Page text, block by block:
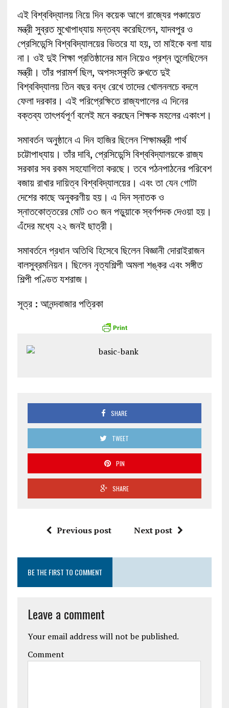
এই বিশ্ববিদ্যালয় নিয়ে দিন কয়েক আগে রাজ্যের পঞ্চায়েত
মন্ত্রী সুব্রত মুখোপাধ্যায় মন্তব্য করেছিলেন, যাদবপুর ও
প্রেসিডেন্সি বিশ্ববিদ্যালয়ের ভিতরে যা হয়, তা মাইকে বলা যায়
না। ওই দুই শিক্ষা প্রতিষ্ঠানের মান নিয়েও প্রশ্ন তুলেছিলেন
মন্ত্রী। তাঁর পরামর্শ ছিল, অপসংস্কৃতি রুখতে দুই
বিশ্ববিদ্যালয় তিন বছর বন্ধ রেখে তাদের খোলনলচে বদলে
ফেলা দরকার। এই পরিপ্রেক্ষিতে রাজ্যপালের এ দিনের
বক্তব্য তাৎপর্যপূর্ণ বলেই মনে করছেন শিক্ষক মহলের একাংশ।
সমাবর্তন অনুষ্ঠানে এ দিন হাজির ছিলেন শিক্ষামন্ত্রী পার্থ
চট্টোপাধ্যায়। তাঁর দাবি, প্রেসিডেন্সি বিশ্ববিদ্যালয়কে রাজ্য
সরকার সব রকম সহযোগিতা করছে। তবে পঠনপাঠনের পরিবেশ
বজায় রাখার দায়িত্ব বিশ্ববিদ্যালয়ের। এবং তা যেন গোটা
দেশের কাছে অনুকরণীয় হয়। এ দিন স্নাতক ও
স্নাতকোত্তরের মোট ৩৩ জন পড়ুয়াকে স্বর্ণপদক দেওয়া হয়।
এঁদের মধ্যে ২২ জনই ছাত্রী।
সমাবর্তনে প্রধান অতিথি হিসেবে ছিলেন বিজ্ঞানী দোরাইরাজন
বালসুব্রমনিয়ন। ছিলেন নৃত্যশিল্পী অমলা শঙ্কর এবং সঙ্গীত
শিল্পী পণ্ডিত যশরাজ।
সূত্র : আনন্দবাজার পত্রিকা
SHARE
TWEET
PIN
SHARE
Previous post Next post
BE THE FIRST TO COMMENT
Leave a comment
Your email address will not be published.
Comment